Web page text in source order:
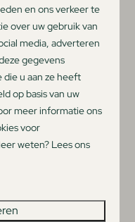
van Tijd
en ons verkeer te
over uw gebruik van
media, adverteren
gegevens
u aan ze heeft
op basis van uw
meer informatie ons
voor
weten? Lees ons